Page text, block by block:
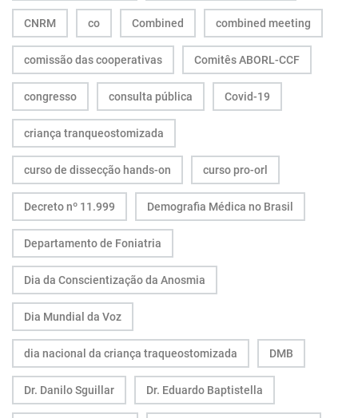
CNRM co Combined combined meeting
comissão das cooperativas Comitês ABORL-CCF
congresso consulta pública Covid-19
criança tranqueostomizada
curso de dissecção hands-on curso pro-orl
Decreto nº 11.999 Demografia Médica no Brasil
Departamento de Foniatria
Dia da Conscientização da Anosmia
Dia Mundial da Voz
dia nacional da criança traqueostomizada DMB
Dr. Danilo Sguillar Dr. Eduardo Baptistella